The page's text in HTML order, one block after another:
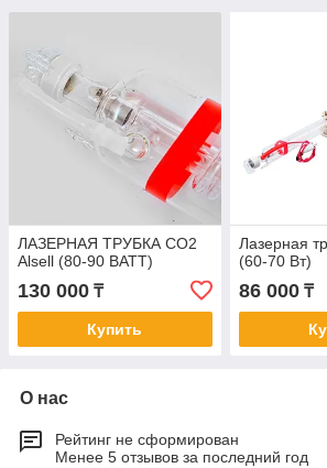
ЛАЗЕРНАЯ ТРУБКА CO2
Alsell (80-90 ВАТТ)
130 000 ₸
Купить
Лазерная
(60-70 Вт)
86 000₸
О нас
Рейтинг не сформирован
Менее 5 отзывов за последний год